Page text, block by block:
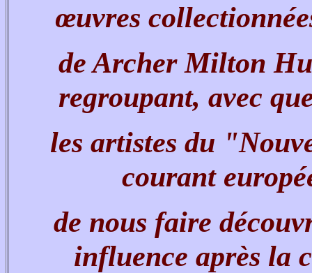
œuvres
de Archer Milton
regroupant, avec
les artistes du
courant
de nous faire
influence après la